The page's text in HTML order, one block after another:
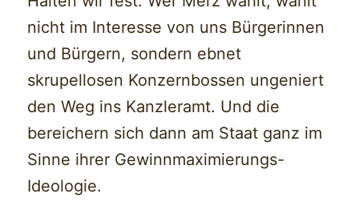
nicht im Interesse von uns Bürgerinnen
und Bürgern, sondern ebnet
skrupellosen Konzernbossen ungeniert
den Weg ins Kanzleramt. Und die
bereichern sich dann am Staat ganz im
Sinne ihrer Gewinnmaximierungs-
Ideologie.